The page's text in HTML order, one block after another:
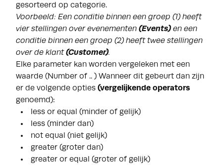
gesorteerd op categorie.
Voorbeeld: Een conditie binnen een groep (1) heeft
vier stellingen over evenementen (Events)en een
conditie binnen een groep (2) heeft twee stellingen
over de klant(Customer).
Elke parameter kan worden vergeleken met een
waarde (Number of .. ) Wanneer dit gebeurt dan zijn
er de volgende opties (vergelijkende operators
genoemd):
less or equal (minder of gelijk)
less (minder dan)
not equal (niet gelijk)
greater (groter dan)
greater or equal (groter of gelijk)